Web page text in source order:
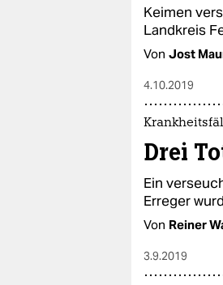
Keimen
Landkreis
Von Jost
4.10.2019
Drei
Ein
Erreger
Von Reiner
3.9.2019